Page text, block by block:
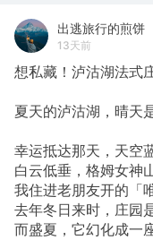
出逃旅行的煎饼
13天前
想私藏！泸沽湖法式
夏天的泸沽湖，晴天
幸运抵达那天，天空
白云低垂，格姆女神
我住进老朋友开的「
去年冬日来时，庄园
而盛夏，它幻化成一